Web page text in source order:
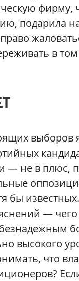
фирму,
подарила
в
выборов
— не в плюс,
бы
— чего
безнадежным
высокого
что